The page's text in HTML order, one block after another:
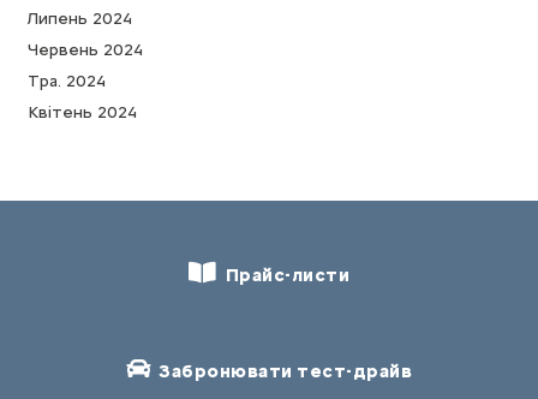
Липень 2024
Червень 2024
Тра. 2024
Квітень 2024
Прайс-листи
Забронювати тест-драйв